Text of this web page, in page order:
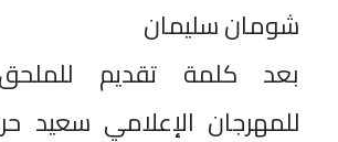
شومان سليمان
بعد كلمة تقديم
للمهرجان الإعلامي سعيد